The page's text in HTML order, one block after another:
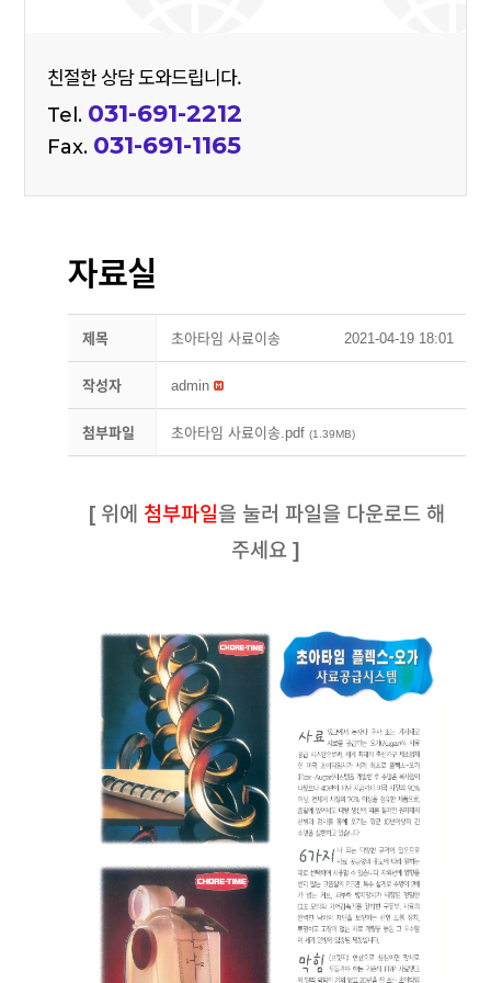
친절한 상담 도와드립니다.
Tel. 031-691-2212
Fax. 031-691-1165
자료실
제목 초아타임 사료이송 2021-04-19 18:01
작성자 admin
첨부파일 초아타임 사료이송.pdf(1.39MB)
[ 위에 첨부파일을 눌러 파일을 다운로드 해
주세요 ]